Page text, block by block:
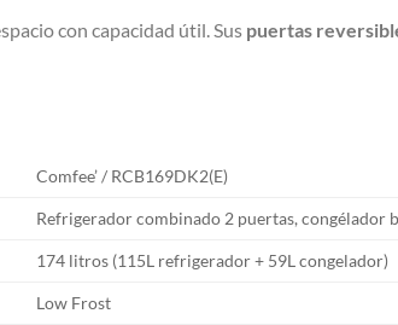
con capacidad útil. Sus puertas
Comfee’ / RCB169DK2(E)
Refrigerador combinado 2 puertas, congélador
174 litros (115L refrigerador + 59L congelador)
Low Frost